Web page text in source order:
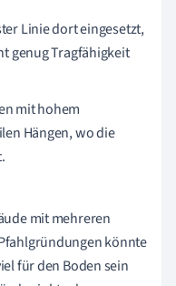
Linie dort eingesetzt,
genug Tragfähigkeit
mit hohem
Hängen, wo die
mit mehreren
könnte
für den Boden sein